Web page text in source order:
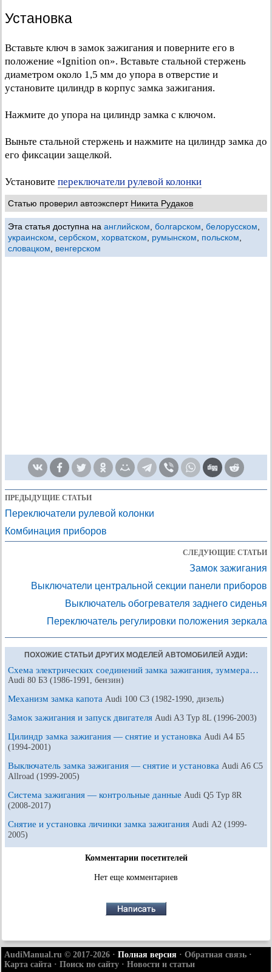
Установка
Вставьте ключ в замок зажигания и поверните его в
положение «Ignition on». Вставьте стальной стержень
диаметром около 1,5 мм до упора в отверстие и
установите цилиндр в корпус замка зажигания.
Нажмите до упора на цилиндр замка с ключом.
Выньте стальной стержень и нажмите на цилиндр замка до
его фиксации защелкой.
Установите переключатели рулевой колонки
Статью проверил автоэксперт Никита Рудаков
Эта статья доступна на английском болгарском белорусском
украинском сербском хорватском румынском польском
словацком
венгерском
ПРЕДЫДУЩИЕ СТАТЬИ
Переключатели рулевой колонки
Комбинация приборов
СЛЕДУЮЩИЕ СТАТЬИ
Замок зажигания
Выключатели центральной секции панели приборов
Выключатель обогревателя заднего сиденья
Переключатель регулировки положения зеркала
ПОХОЖИЕ СТАТЬИ ДРУГИХ МОДЕЛЕЙ АВТОМОБИЛЕЙ АУДИ:
Схема электрических соединений замка зажигания, зуммера…
Audi 80 Б3 (1986-1991, бензин)
Механизм замка капота Audi 100 С3 (1982-1990, дизель)
Замок зажигания и запуск двигателя Audi A3 Typ 8L (1996-2003)
Цилиндр замка зажигания — снятие и установка Audi A4 Б5
(1994-2001)
Выключатель замка зажигания — снятие и установка Audi A6 С5
Allroad (1999-2005)
Система зажигания — контрольные данные Audi Q5 Typ 8R
(2008-2017)
Снятие и установка личинки замка зажигания Audi А2 (1999-
2005)
Комментарии посетителей
Нет еще комментариев
AudiManual.ru © 2017-2026 · Полная версия · Обратная связь ·
Карта сайта · Поиск по сайту · Новости и статьи